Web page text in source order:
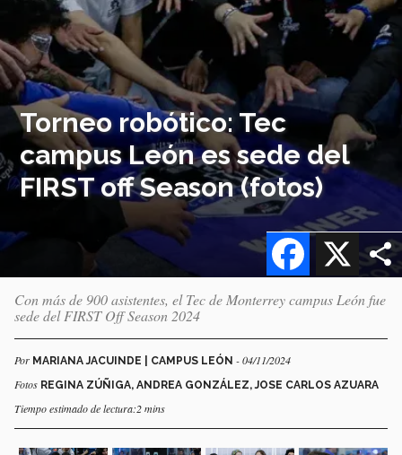
Torneo robótico: Tec
campus León es sede del
FIRST off Season (fotos)
X
Facebook
Con más de 900 asistentes, el Tec de Monterrey campus León fue
sede del FIRST Off Season 2024
Por MARIANA JACUINDE | CAMPUS LEÓN - 04/11/2024
Fotos REGINA ZÚÑIGA, ANDREA GONZÁLEZ, JOSE CARLOS AZUARA
Tiempo estimado de lectura:2 mins